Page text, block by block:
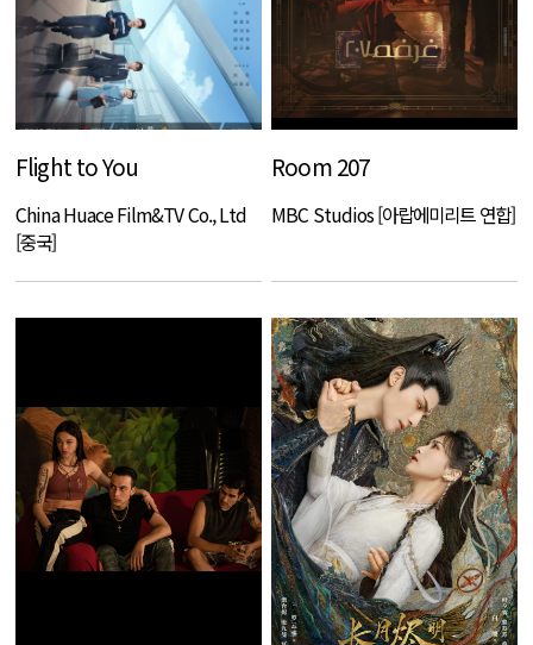
Flight to You
China Huace Film&TV Co., Ltd
[중국]
Room 207
MBC Studios [아랍에미리트 연합]